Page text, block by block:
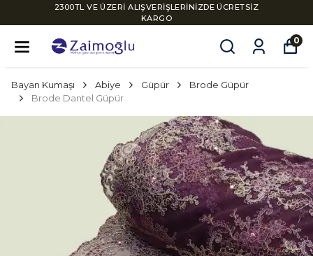
2300TL VE ÜZERİ ALIŞVERİŞLERİNİZDE ÜCRETSİZ
KARGO
0
Bayan Kumaşı Abiye Güpür
Brode Güpür
Brode Dantel Güpür